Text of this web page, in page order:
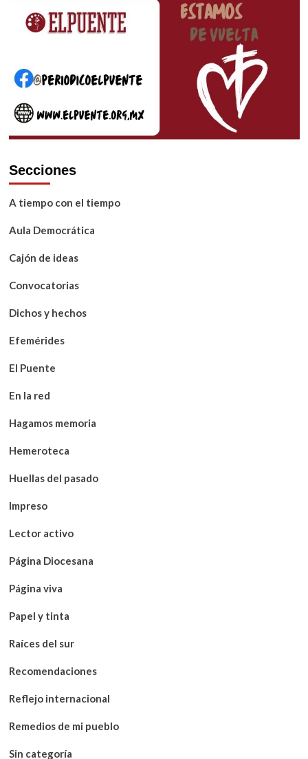
Secciones
A tiempo con el tiempo
Aula Democrática
Cajón de ideas
Convocatorias
Dichos y hechos
Efemérides
El Puente
En la red
Hagamos memoria
Hemeroteca
Huellas del pasado
Impreso
Lector activo
Página Diocesana
Página viva
Papel y tinta
Raíces del sur
Recomendaciones
Reflejo internacional
Remedios de mi pueblo
Sin categoría